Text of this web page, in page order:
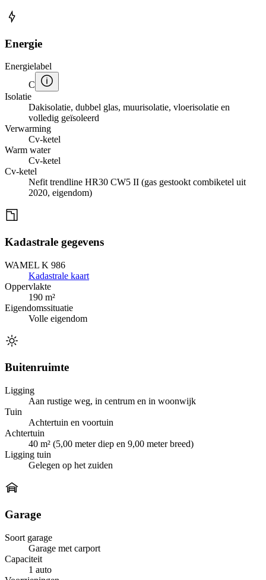
Energie
Energielabel
C
Isolatie
Dakisolatie, dubbel glas, muurisolatie, vloerisolatie en
volledig geïsoleerd
Verwarming
Cv-ketel
Warm water
Cv-ketel
Cv-ketel
Nefit trendline HR30 CW5 II (gas gestookt combiketel uit
2020, eigendom)
Kadastrale gegevens
WAMEL K 986
Kadastrale kaart
Oppervlakte
190 m²
Eigendomssituatie
Volle eigendom
Buitenruimte
Ligging
Aan rustige weg, in centrum en in woonwijk
Tuin
Achtertuin en voortuin
Achtertuin
40 m² (5,00 meter diep en 9,00 meter breed)
Ligging tuin
Gelegen op het zuiden
Garage
Soort garage
Garage met carport
Capaciteit
1 auto